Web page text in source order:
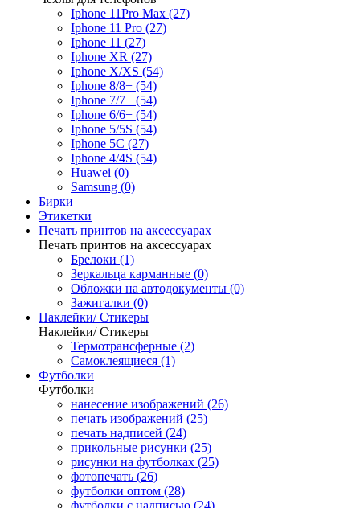
Iphone 11Pro Max (27)
Iphone 11 Pro (27)
Iphone 11 (27)
Iphone XR (27)
Iphone X/XS (54)
Iphone 8/8+ (54)
Iphone 7/7+ (54)
Iphone 6/6+ (54)
Iphone 5/5S (54)
Iphone 5C (27)
Iphone 4/4S (54)
Huawei (0)
Samsung (0)
Бирки
Этикетки
Печать принтов на аксессуарах
Печать принтов на аксессуарах
Брелоки (1)
Зеркальца карманные (0)
Обложки на автодокументы (0)
Зажигалки (0)
Наклейки/ Стикеры
Наклейки/ Стикеры
Термотрансферные (2)
Самоклеящиеся (1)
Футболки
Футболки
нанесение изображений (26)
печать изображений (25)
печать надписей (24)
прикольные рисунки (25)
рисунки на футболках (25)
фотопечать (26)
футболки оптом (28)
футболки с надписью (24)